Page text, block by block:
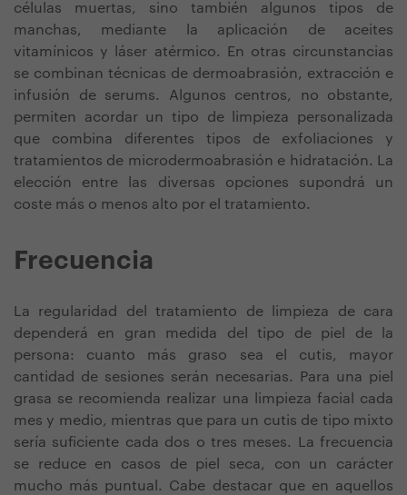
células muertas, sino también algunos tipos de
manchas, mediante la aplicación de aceites
vitamínicos y láser atérmico. En otras circunstancias
se combinan técnicas de dermoabrasión, extracción e
infusión de serums. Algunos centros, no obstante,
permiten acordar un tipo de limpieza personalizada
que combina diferentes tipos de exfoliaciones y
tratamientos de microdermoabrasión e hidratación. La
elección entre las diversas opciones supondrá un
coste más o menos alto por el tratamiento.
Frecuencia
La regularidad del tratamiento de limpieza de cara
dependerá en gran medida del tipo de piel de la
persona: cuanto más graso sea el cutis, mayor
cantidad de sesiones serán necesarias. Para una piel
grasa se recomienda realizar una limpieza facial cada
mes y medio, mientras que para un cutis de tipo mixto
sería suficiente cada dos o tres meses. La frecuencia
se reduce en casos de piel seca, con un carácter
mucho más puntual. Cabe destacar que en aquellos